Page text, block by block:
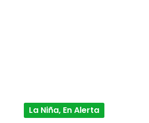
La Niña, En Alerta